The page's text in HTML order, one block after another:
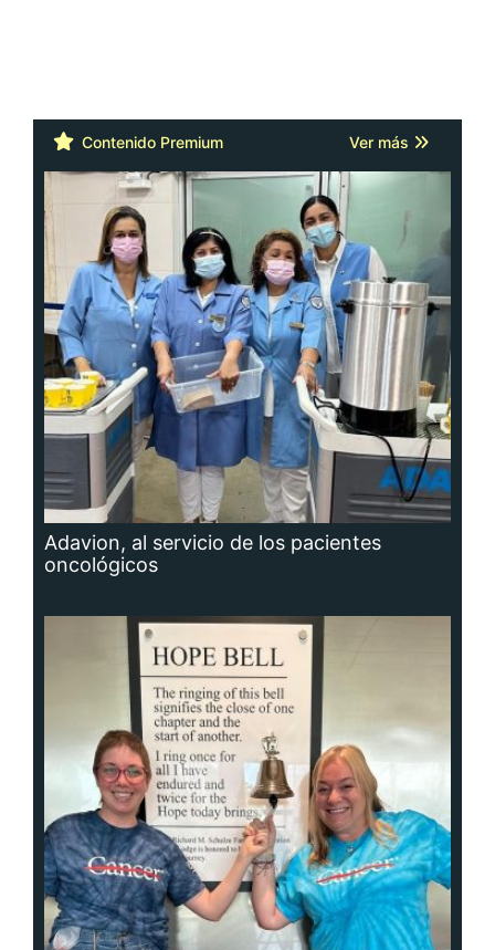
Contenido Premium Ver más
Adavion, al servicio de los pacientes
oncológicos